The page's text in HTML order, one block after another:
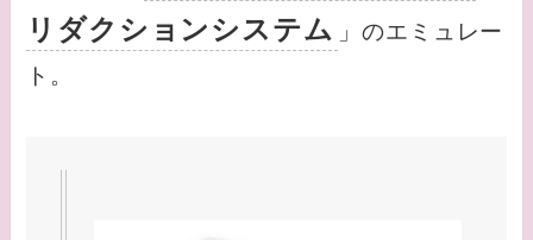
リダクションシステム 」のエミュレー
ト。